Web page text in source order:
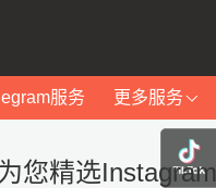
服务 更多服务
您精选